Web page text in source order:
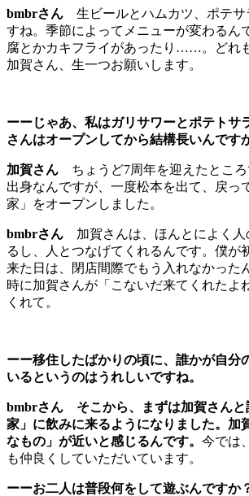
bmbrさん 生ビールとハムカツ、ポテサ
すね。季節によってメニューが変わるん
腐とかカキフライがあったり……。どれ
加賀さん、生一つお願いします。
ーーじゃあ、私はガリサワーとポテトサ
さんはオープンしてから結構長いんです
加賀さん ちょうど7周年を迎えたとこ
出身なんですが、一度松本を出て、戻っ
家」をオープンしました。
bmbrさん 加賀さんは、ほんとによく人
るし、人とつなげてくれるんです。僕が
来た日は、閉店間際でもう入れなかった
時に加賀さんが「こないだ来てくれたよ
くれて。
ーー移住したばかりの頃に、誰かが自分
いるというのはうれしいですね。
bmbrさん
そこから、まずは加賀さん
家」に飲みに来るようになりました。加
なもの」が近いと感じるんです。 今では
も仲良くしていただいています。
ーーお二人は普段何をして遊ぶんですか